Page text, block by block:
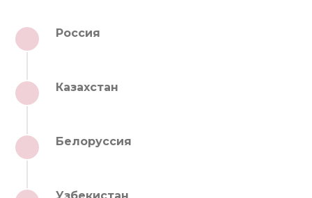
Россия
Казахстан
Белоруссия